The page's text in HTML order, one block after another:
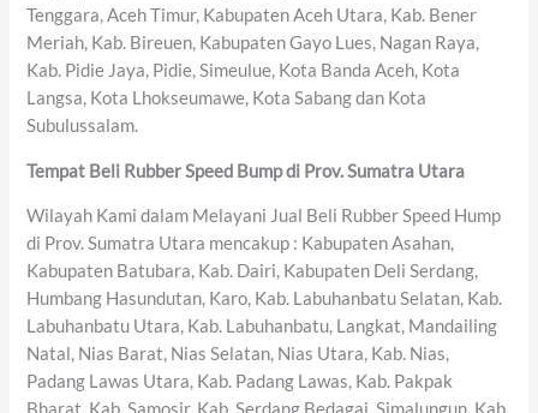
Tenggara, Aceh Timur, Kabupaten Aceh Utara, Kab. Bener
Meriah, Kab. Bireuen, Kabupaten Gayo Lues, Nagan Raya,
Kab. Pidie Jaya, Pidie, Simeulue, Kota Banda Aceh, Kota
Langsa, Kota Lhokseumawe, Kota Sabang dan Kota
Subulussalam.
Tempat Beli Rubber Speed Bump di Prov. Sumatra Utara
Wilayah Kami dalam Melayani Jual Beli Rubber Speed Hump
di Prov. Sumatra Utara mencakup : Kabupaten Asahan,
Kabupaten Batubara, Kab. Dairi, Kabupaten Deli Serdang,
Humbang Hasundutan, Karo, Kab. Labuhanbatu Selatan, Kab.
Labuhanbatu Utara, Kab. Labuhanbatu, Langkat, Mandailing
Natal, Nias Barat, Nias Selatan, Nias Utara, Kab. Nias,
Padang Lawas Utara, Kab. Padang Lawas, Kab. Pakpak